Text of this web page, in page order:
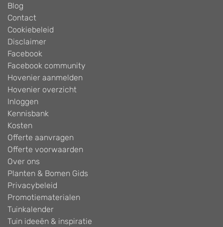
Blog
Contact
Cookiebeleid
Disclaimer
Facebook
Facebook community
Hovenier aanmelden
Hovenier overzicht
Inloggen
Kennisbank
Kosten
Offerte aanvragen
Offerte voorwaarden
Over ons
Planten & Bomen Gids
Privacybeleid
Promotiematerialen
Tuinkalender
Tuin ideeën & inspiratie